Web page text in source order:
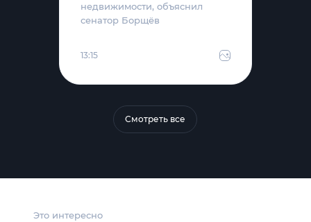
Это интересно
недвижимости, объяснил
сенатор Борщёв
13:15
Смотреть все